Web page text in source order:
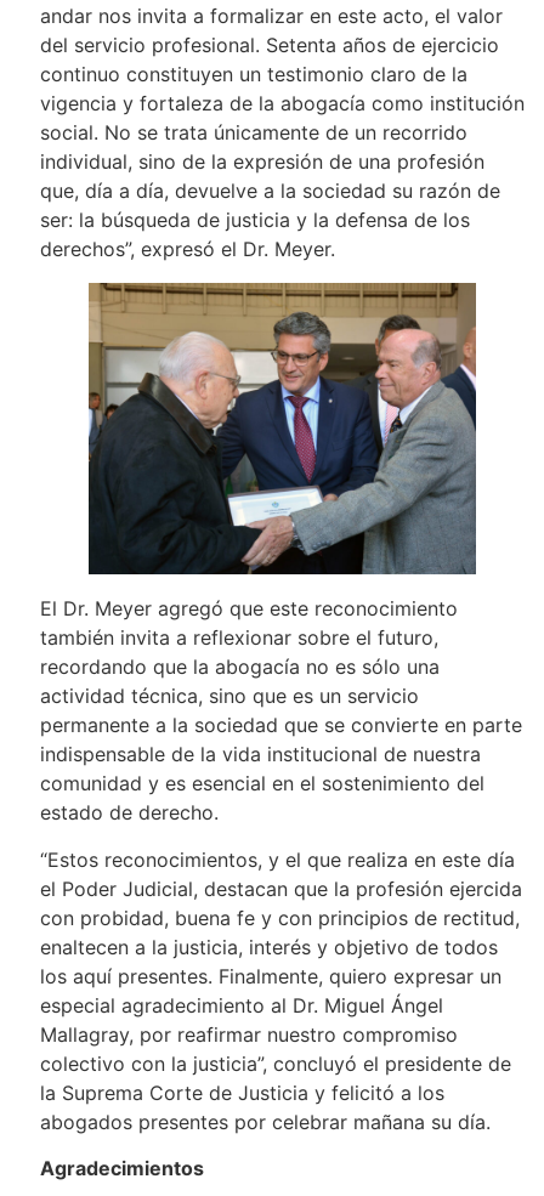
andar nos invita a formalizar en este acto, el valor
del servicio profesional. Setenta años de ejercicio
continuo constituyen un testimonio claro de la
vigencia y fortaleza de la abogacía como institución
social. No se trata únicamente de un recorrido
individual, sino de la expresión de una profesión
que, día a día, devuelve a la sociedad su razón de
ser: la búsqueda de justicia y la defensa de los
derechos”, expresó el Dr. Meyer.
El Dr. Meyer agregó que este reconocimiento
también invita a reflexionar sobre el futuro,
recordando que la abogacía no es sólo una
actividad técnica, sino que es un servicio
permanente a la sociedad que se convierte en parte
indispensable de la vida institucional de nuestra
comunidad y es esencial en el sostenimiento del
estado de derecho.
“Estos reconocimientos, y el que realiza en este día
el Poder Judicial, destacan que la profesión ejercida
con probidad, buena fe y con principios de rectitud,
enaltecen a la justicia, interés y objetivo de todos
los aquí presentes. Finalmente, quiero expresar un
especial agradecimiento al Dr. Miguel Ángel
Mallagray, por reafirmar nuestro compromiso
colectivo con la justicia”, concluyó el presidente de
la Suprema Corte de Justicia y felicitó a los
abogados presentes por celebrar mañana su día.
Agradecimientos